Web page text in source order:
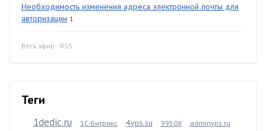
Необходимость изменения адреса электронной почты для
авторизации 1
Весь эфир · RSS
Теги
1dedic.ru 1С-Битрикс 4vps.su 9950X
adminvps.ru